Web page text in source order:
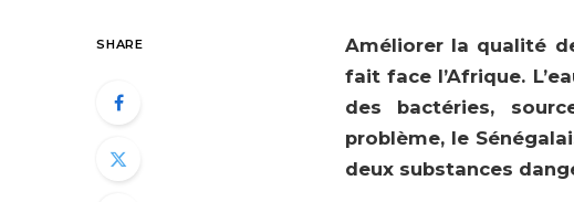
SHARE
Améliorer la qualité
fait face l’Afrique.
des bactéries,
problème, le
deux substances